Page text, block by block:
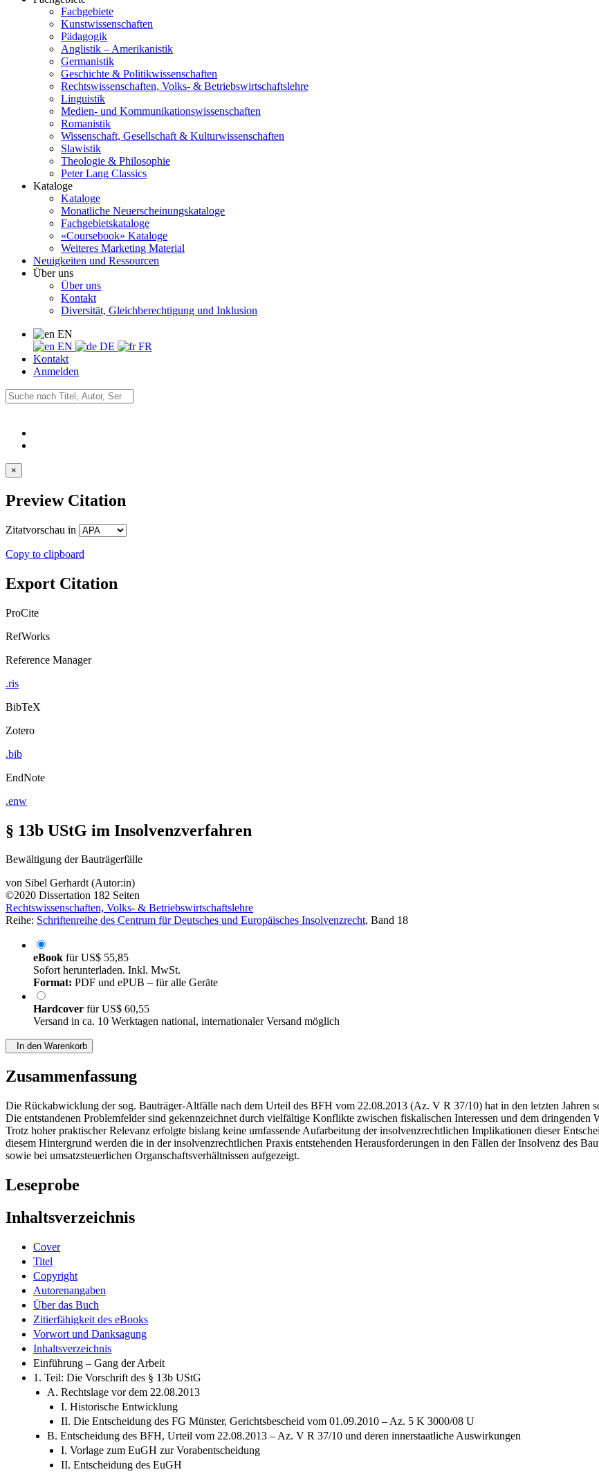
Fachgebiete
Kunstwissenschaften
Pädagogik
Anglistik – Amerikanistik
Germanistik
Geschichte & Politikwissenschaften
Rechtswissenschaften, Volks- & Betriebswirtschaftslehre
Linguistik
Medien- und Kommunikationswissenschaften
Romanistik
Wissenschaft, Gesellschaft & Kulturwissenschaften
Slawistik
Theologie & Philosophie
Peter Lang Classics
Kataloge
Kataloge
Monatliche Neuerscheinungskataloge
Fachgebietskataloge
«Coursebook» Kataloge
Weiteres Marketing Material
Neuigkeiten und Ressourcen
Über uns
Über uns
Kontakt
Diversität, Gleichberechtigung und Inklusion
EN
EN
DE
FR
Kontakt
Anmelden
×
Preview Citation
Zitatvorschau in
Copy to clipboard
Export Citation
ProCite
RefWorks
Reference Manager
.ris
BibTeX
Zotero
.bib
EndNote
.enw
§ 13b UStG im Insolvenzverfahren
Bewältigung der Bauträgerfälle
von Sibel Gerhardt (Autor:in)
©2020 Dissertation 182 Seiten
Rechtswissenschaften, Volks- & Betriebswirtschaftslehre
Reihe: Schriftenreihe des Centrum für Deutsches und Europäisches Insolvenzrecht, Band 18
eBook fürUS$ 55,85
Sofort herunterladen. Inkl. MwSt.
Format: PDF und ePUB – für alle Geräte
Hardcover fürUS$ 60,55
Versand in ca. 10 Werktagen national, internationaler Versand möglich
In den Warenkorb
Zusammenfassung
Die Rückabwicklung der sog. Bauträger-Altfälle nach dem Urteil des BFH vom 22.08.2013 (Az. V R 37/10) hat in den letzten Jahren
Die entstandenen Problemfelder sind gekennzeichnet durch vielfältige Konflikte zwischen fiskalischen Interessen und dem dringenden
Trotz hoher praktischer Relevanz erfolgte bislang keine umfassende Aufarbeitung der insolvenzrechtlichen Implikationen dieser
diesem Hintergrund werden die in der insolvenzrechtlichen Praxis entstehenden Herausforderungen in den Fällen der Insolvenz des
sowie bei umsatzsteuerlichen Organschaftsverhältnissen aufgezeigt.
Leseprobe
Inhaltsverzeichnis
Cover
Titel
Copyright
Autorenangaben
Über das Buch
Zitierfähigkeit des eBooks
Vorwort und Danksagung
Inhaltsverzeichnis
Einführung – Gang der Arbeit
1. Teil: Die Vorschrift des § 13b UStG
A. Rechtslage vor dem 22.08.2013
I. Historische Entwicklung
II. Die Entscheidung des FG Münster, Gerichtsbescheid vom 01.09.2010 – Az. 5 K 3000/08 U
B. Entscheidung des BFH, Urteil vom 22.08.2013 – Az. V R 37/10 und deren innerstaatliche Auswirkungen
I. Vorlage zum EuGH zur Vorabentscheidung
II. Entscheidung des EuGH